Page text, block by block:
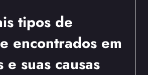
tipos de
encontrados em
e suas causas